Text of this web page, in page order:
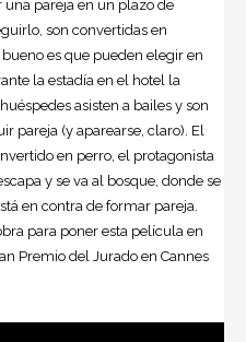
pareja en un plazo de
son convertidas en
es que pueden elegir en
la estadía en el hotel la
asisten a bailes y son
pareja (y aparearse, claro). El
en perro, el protagonista
y se va al bosque, donde se
en contra de formar pareja.
para poner esta película en
Premio del Jurado en Cannes